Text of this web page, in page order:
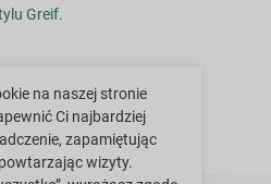
Greif.
na naszej stronie
Ci najbardziej
zapamiętując
wizyty.